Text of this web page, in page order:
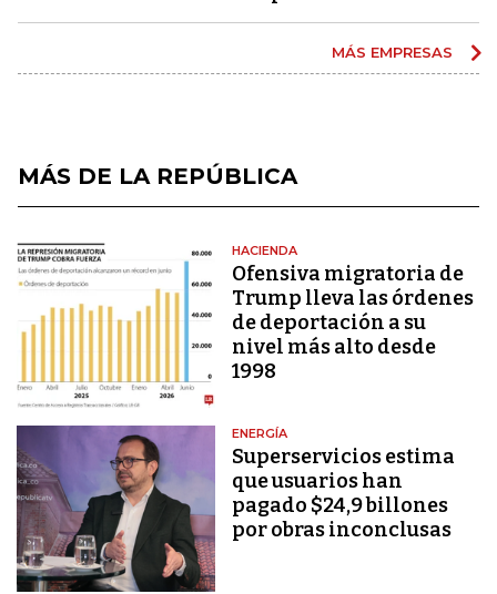
MÁS EMPRESAS
MÁS DE LA REPÚBLICA
HACIENDA
Ofensiva migratoria de
Trump lleva las órdenes
de deportación a su
nivel más alto desde
1998
ENERGÍA
Superservicios estima
que usuarios han
pagado $24,9 billones
por obras inconclusas